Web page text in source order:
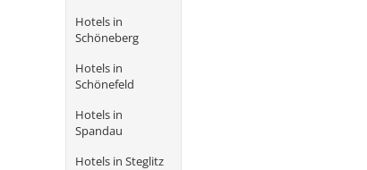
Hotels in
Schöneberg
Hotels in
Schönefeld
Hotels in
Spandau
Hotels in Steglitz